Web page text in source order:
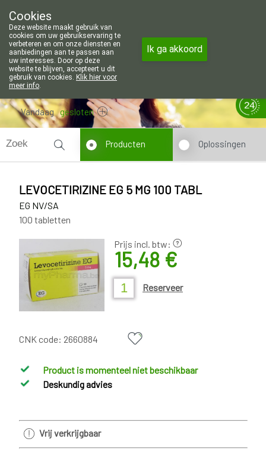
011/606002
Vandaag gesloten
Producten Oplossingen
LEVOCETIRIZINE EG 5 MG 100 TABL
EG NV/SA
100 tabletten
Prijs incl. btw:
15,48 €
Reserveer
CNK code: 2660884
Product is momenteel niet beschikbaar
Deskundig advies
Vrij verkrijgbaar
Cookies
Deze website maakt gebruik van
cookies om uw gebruikservaring te
verbeteren en om onze diensten en
aanbiedingen aan te passen aan
uw interesses. Door op deze
website te blijven, accepteert u dit
gebruik van cookies. Klik hier voor
meer info.
Ik ga akkoord